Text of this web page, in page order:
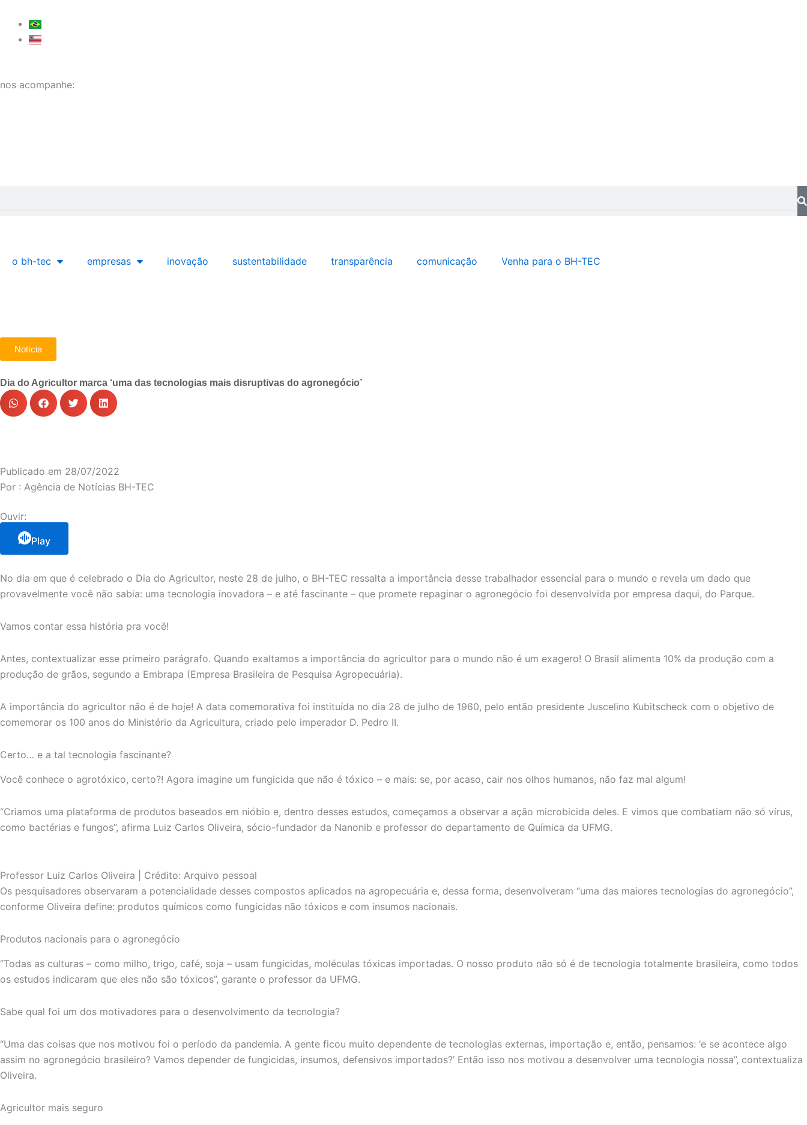
para
nos acompanhe:
o bh-tec empresas inovação sustentabilidade transparência comunicação Venha para o BH-TEC
Notícia
Dia do Agricultor marca ‘uma das tecnologias mais disruptivas do agronegócio’
Publicado em 28/07/2022
Por : Agência de Notícias BH-TEC
Ouvir:
Play
No dia em que é celebrado o Dia do Agricultor, neste 28 de julho, o BH-TEC ressalta a importância desse trabalhador essencial para o mundo e revela um dado que
provavelmente você não sabia: uma tecnologia inovadora – e até fascinante – que promete repaginar o agronegócio foi desenvolvida por empresa daqui, do Parque.
Vamos contar essa história pra você!
Antes, contextualizar esse primeiro parágrafo. Quando exaltamos a importância do agricultor para o mundo não é um exagero! O Brasil alimenta 10% da produção com a
produção de grãos, segundo a Embrapa (Empresa Brasileira de Pesquisa Agropecuária).
A importância do agricultor não é de hoje! A data comemorativa foi instituída no dia 28 de julho de 1960, pelo então presidente Juscelino Kubitscheck com o objetivo de
comemorar os 100 anos do Ministério da Agricultura, criado pelo imperador D. Pedro II.
Certo… e a tal tecnologia fascinante?
Você conhece o agrotóxico, certo?! Agora imagine um fungicida que não é tóxico – e mais: se, por acaso, cair nos olhos humanos, não faz mal algum!
“Criamos uma plataforma de produtos baseados em nióbio e, dentro desses estudos, começamos a observar a ação microbicida deles. E vimos que combatiam não só vírus,
como bactérias e fungos”, afirma Luiz Carlos Oliveira, sócio-fundador da Nanonib e professor do departamento de Química da UFMG.
Professor Luiz Carlos Oliveira | Crédito: Arquivo pessoal
Os pesquisadores observaram a potencialidade desses compostos aplicados na agropecuária e, dessa forma, desenvolveram “uma das maiores tecnologias do agronegócio”,
conforme Oliveira define: produtos químicos como fungicidas não tóxicos e com insumos nacionais.
Produtos nacionais para o agronegócio
“Todas as culturas – como milho, trigo, café, soja – usam fungicidas, moléculas tóxicas importadas. O nosso produto não só é de tecnologia totalmente brasileira, como todos
os estudos indicaram que eles não são tóxicos”, garante o professor da UFMG.
Sabe qual foi um dos motivadores para o desenvolvimento da tecnologia?
“Uma das coisas que nos motivou foi o período da pandemia. A gente ficou muito dependente de tecnologias externas, importação e, então, pensamos: ‘e se acontece algo
assim no agronegócio brasileiro? Vamos depender de fungicidas, insumos, defensivos importados?’ Então isso nos motivou a desenvolver uma tecnologia nossa”, contextualiza
Oliveira.
Agricultor mais seguro